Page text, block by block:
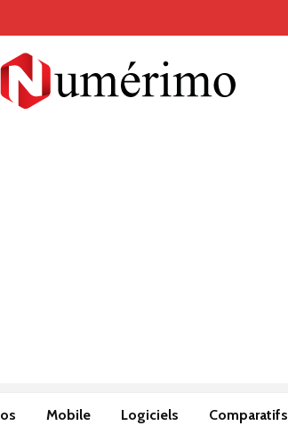
Mobile Logiciels Comparatifs